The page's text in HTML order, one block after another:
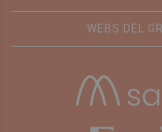
WEBS DEL